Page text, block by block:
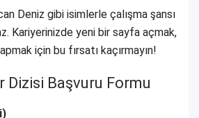
Deniz gibi isimlerle çalışma şansı
Kariyerinizde yeni bir sayfa açmak,
için bu fırsatı kaçırmayın!
Dizisi Başvuru Formu